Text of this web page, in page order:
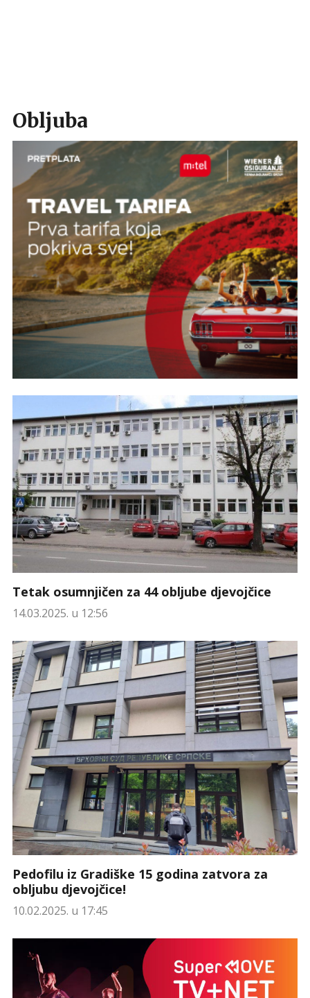
Obljuba
Tetak osumnjičen za 44 obljube djevojčice
14.03.2025. u 12:56
Pedofilu iz Gradiške 15 godina zatvora za
obljubu djevojčice!
10.02.2025. u 17:45